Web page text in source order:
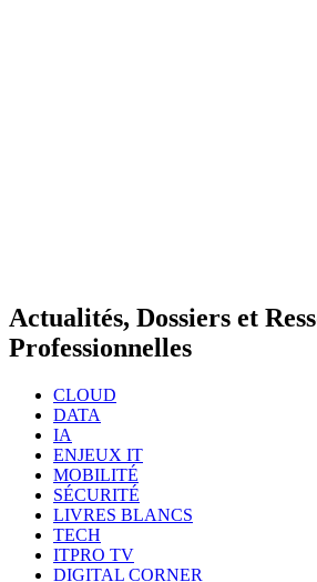
Actualités, Dossiers et
Professionnelles
CLOUD
DATA
IA
ENJEUX IT
MOBILITÉ
SÉCURITÉ
LIVRES BLANCS
TECH
ITPRO TV
DIGITAL CORNER